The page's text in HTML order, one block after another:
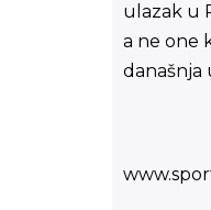
ulazak u
a ne one
današnja